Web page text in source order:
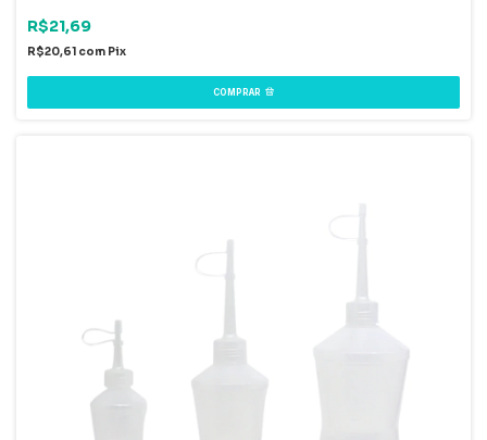
R$21,69
R$20,61 com Pix
COMPRAR